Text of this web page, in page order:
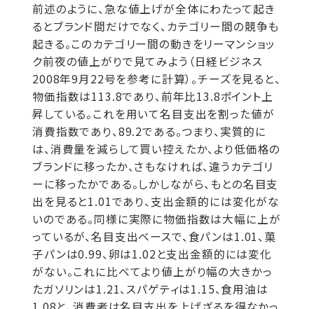
前述のように、急な値上げが全体にわたって起き
るとブランド間だけでなく、カテゴリー間の競争も
起きる。このカテゴリー間の動きをリーマンショッ
ク前夜の値上がりで見てみよう（日経ビジネス
2008年9月22号を参考に計算）。チーズを見ると、
物価指数は113.8であり、前年比13.8ポイント上
昇している。これを用いて名目支出を割った値が
消費指数であり、89.2である。つまり、実質的に
は、消費量を減らして買い控えたか、より低価格の
ブランドに移ったか、さもなければ、違うカテゴリ
ーに移ったかである。しかしながら、もとの名目支
出を見ると1.01であり、支出金額的には変化がな
いのである。同様に実際に物価指数は大幅に上が
っているが、名目支出ベースで、食パンは1.01、菓
子パンは0.99、卵は1.02と支出金額的には変化
がない。これに比べてより値上がり幅の大きかっ
たガソリンは1.21、スパゲティは1.15、食用油は